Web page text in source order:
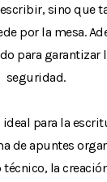
sino que
por la mesa.
para garantizar
seguridad.
ideal para la
de apuntes
la